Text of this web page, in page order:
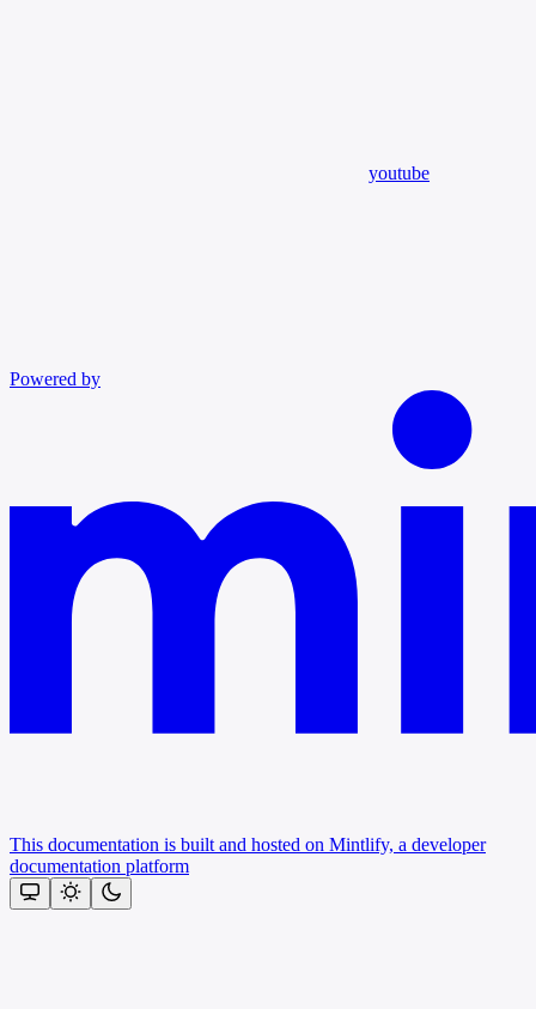
youtube
Powered by
This documentation is built and hosted on Mintlify, a developer
documentation platform